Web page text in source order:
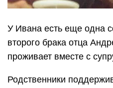
У Ивана есть еще одна
второго брака отца
проживает вместе с
Родственники